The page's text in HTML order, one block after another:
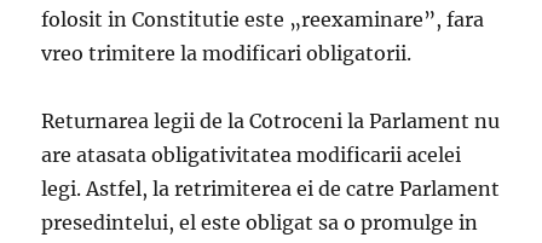
folosit in Constitutie este „reexaminare”, fara
vreo trimitere la modificari obligatorii.
Returnarea legii de la Cotroceni la Parlament nu
are atasata obligativitatea modificarii acelei
legi. Astfel, la retrimiterea ei de catre Parlament
presedintelui, el este obligat sa o promulge in